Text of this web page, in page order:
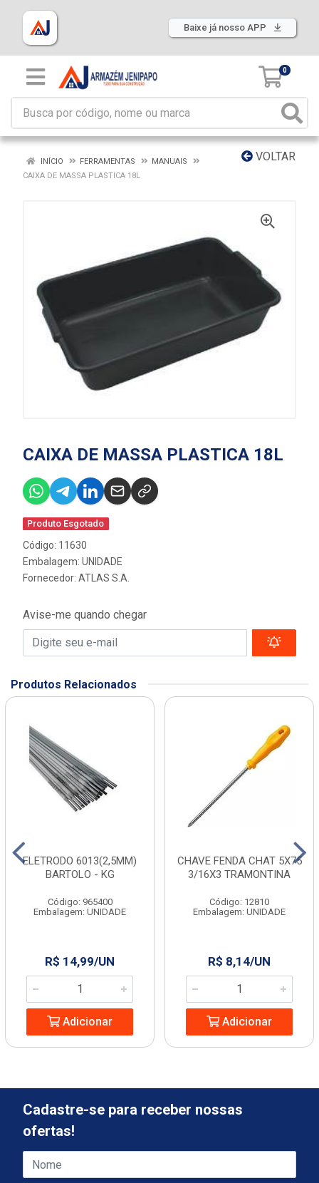
Baixe já nosso APP
0
VOLTAR
INÍCIO FERRAMENTAS
MANUAIS
CAIXA DE MASSA PLASTICA 18L
CAIXA DE MASSA PLASTICA 18L
Produto Esgotado
Código: 11630
Embalagem: UNIDADE
Fornecedor: ATLAS S.A.
Avise-me quando chegar
Produtos Relacionados
ELETRODO 6013(2,5MM)
BARTOLO - KG
Código: 965400
Embalagem: UNIDADE
R$ 14,99/UN
Adicionar
CHAVE FENDA CHAT 5X75
3/16X3 TRAMONTINA
Código: 12810
Embalagem: UNIDADE
R$ 8,14/UN
Adicionar
Cadastre-se para receber nossas
ofertas!